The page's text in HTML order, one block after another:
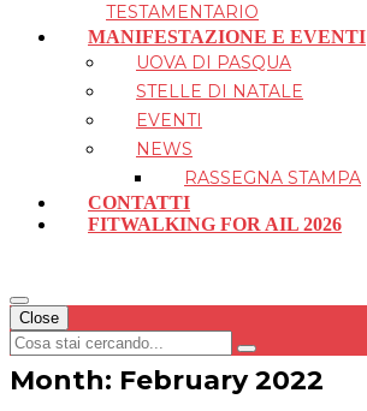
TESTAMENTARIO
MANIFESTAZIONE E EVENTI
UOVA DI PASQUA
STELLE DI NATALE
EVENTI
NEWS
RASSEGNA STAMPA
CONTATTI
FITWALKING FOR AIL 2026
Close
Month: February 2022